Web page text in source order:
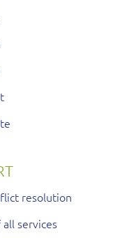
resolution
services